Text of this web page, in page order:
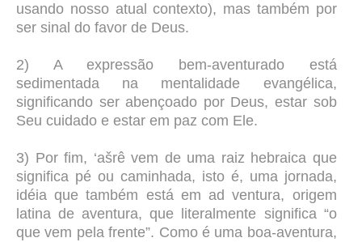
usando nosso atual contexto), mas também por
ser sinal do favor de Deus.
2) A expressão bem-aventurado está
sedimentada na mentalidade evangélica,
significando ser abençoado por Deus, estar sob
Seu cuidado e estar em paz com Ele.
3) Por fim, ‘ašrê vem de uma raiz hebraica que
significa pé ou caminhada, isto é, uma jornada,
idéia que também está em ad ventura, origem
latina de aventura, que literalmente significa “o
que vem pela frente”. Como é uma boa-aventura,